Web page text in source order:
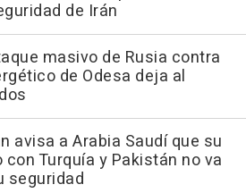
de Irán
masivo de Rusia contra
de Odesa deja al
avisa a Arabia Saudí que su
Turquía y Pakistán no va
seguridad